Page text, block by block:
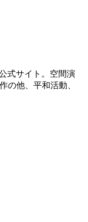
式サイト。空間演
の他、平和活動、